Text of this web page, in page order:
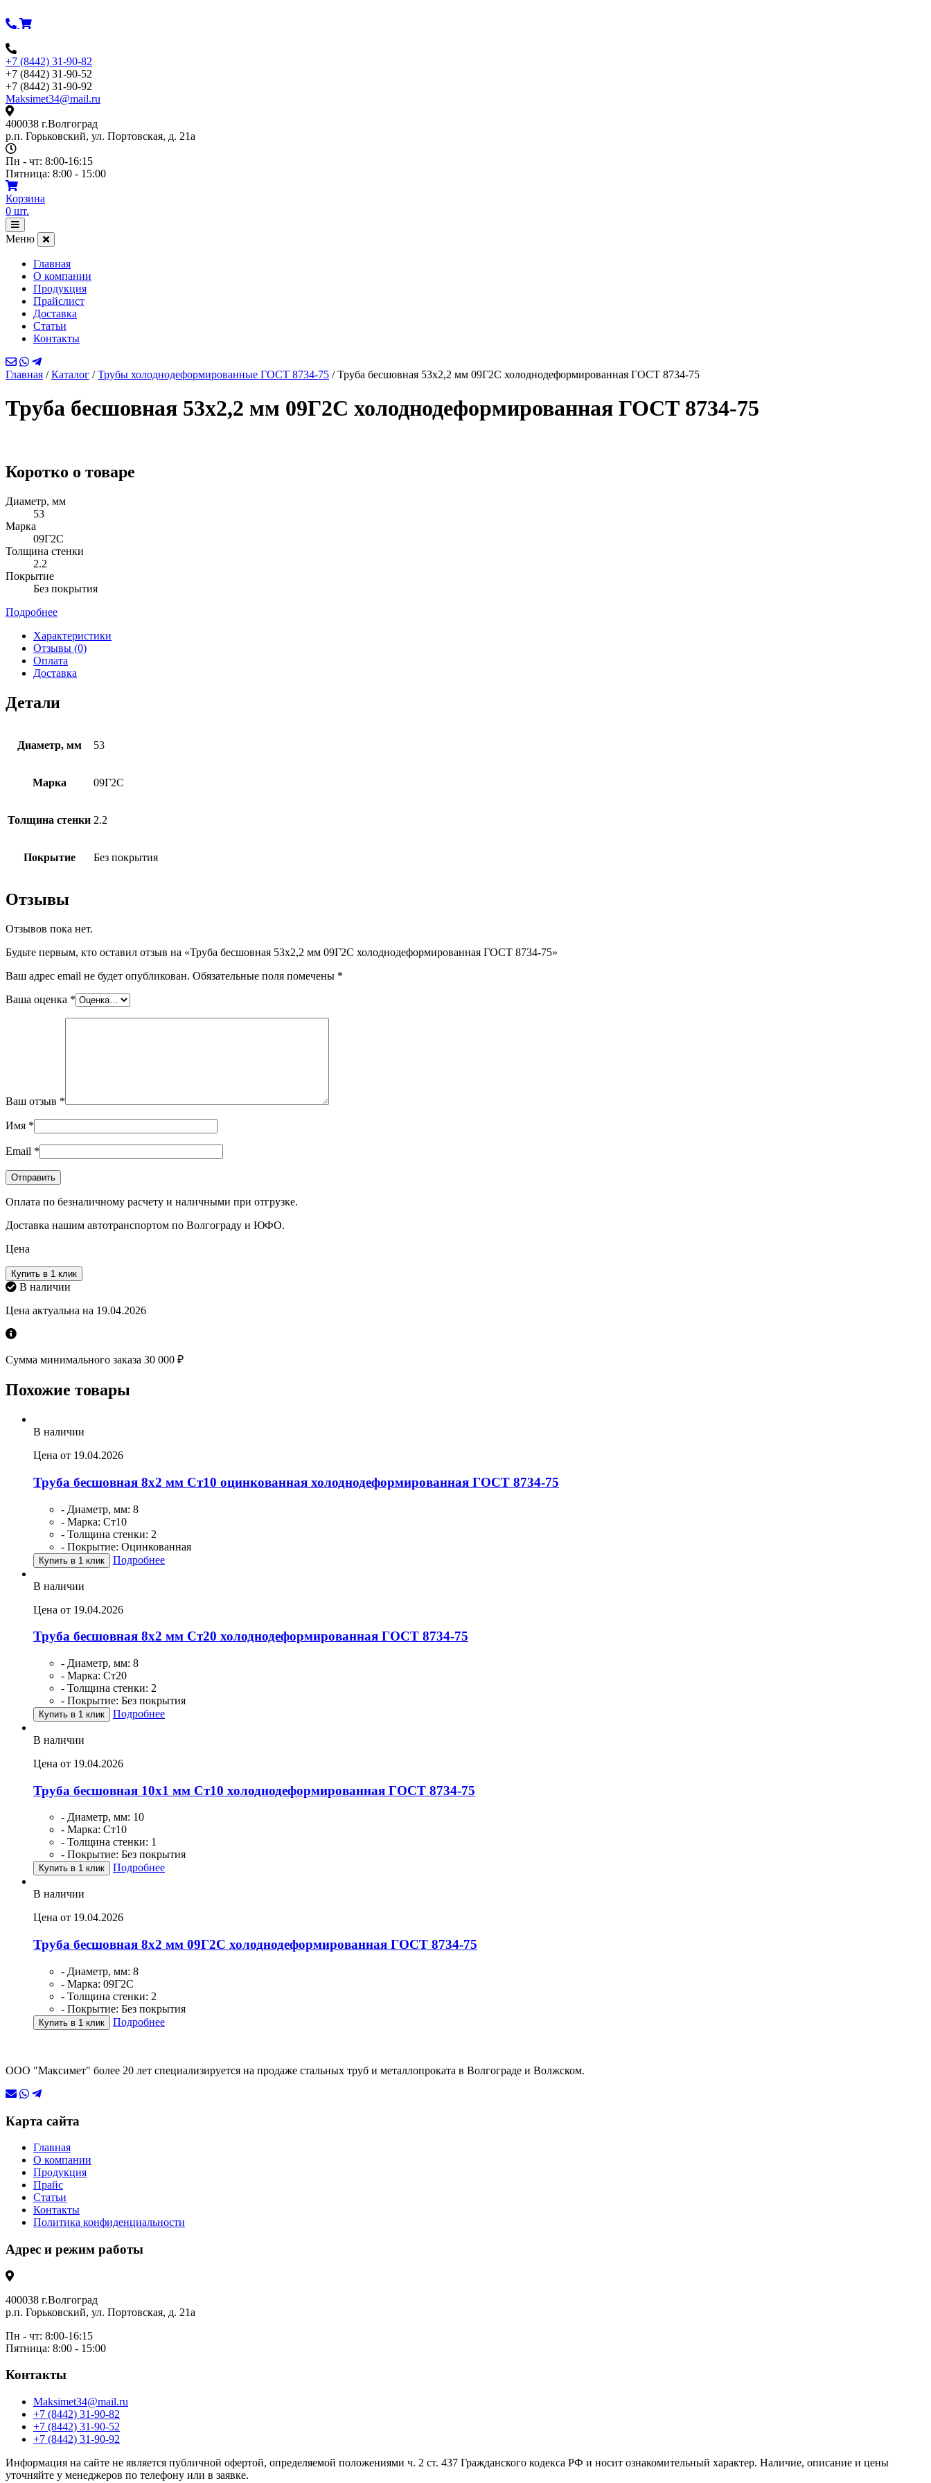
к
+7 (8442) 31-90-82
+7 (8442) 31-90-52
+7 (8442) 31-90-92
Maksimet34@mail.ru
400038 г.Волгоград
р.п. Горьковский, ул. Портовская, д. 21а
Пн - чт: 8:00-16:15
Пятница: 8:00 - 15:00
Корзина
0 шт.
Открыть
меню
Меню
Главная
О компании
Продукция
Прайслист
Доставка
Статьи
Контакты
Главная /Каталог /Трубы холоднодеформированные ГОСТ 8734-75 /Труба бесшовная 53х2,2 мм 09Г2С холоднодеформированная ГОСТ 8734-75
Труба бесшовная 53х2,2 мм 09Г2С холоднодеформированная ГОСТ 8734-75
Коротко о товаре
Диаметр, мм
53
Марка
09Г2С
Толщина стенки
2.2
Покрытие
Без покрытия
Подробнее
Характеристики
Отзывы (0)
Оплата
Доставка
Детали
Диаметр, мм 53
Марка 09Г2С
Толщина стенки 2.2
Покрытие Без покрытия
Отзывы
Отзывов пока нет.
Будьте первым, кто оставил отзыв на «Труба бесшовная 53х2,2 мм 09Г2С холоднодеформированная ГОСТ 8734-75»
Ваш адрес email не будет опубликован. Обязательные поля помечены *
Ваша оценка *
Ваш отзыв *
Имя *
Email *
Оплата по безналичному расчету и наличными при отгрузке.
Доставка нашим автотранспортом по Волгограду и ЮФО.
Цена
Купить в 1 клик
В наличии
Цена актуальна на 19.04.2026
Сумма минимального заказа 30 000 ₽
Похожие товары
В наличии
Цена от 19.04.2026
Труба бесшовная 8х2 мм Ст10 оцинкованная холоднодеформированная ГОСТ 8734-75
- Диаметр, мм: 8
- Марка: Ст10
- Толщина стенки: 2
- Покрытие: Оцинкованная
Купить в 1 клик Подробнее
В наличии
Цена от 19.04.2026
Труба бесшовная 8х2 мм Ст20 холоднодеформированная ГОСТ 8734-75
- Диаметр, мм: 8
- Марка: Ст20
- Толщина стенки: 2
- Покрытие: Без покрытия
Купить в 1 клик Подробнее
В наличии
Цена от 19.04.2026
Труба бесшовная 10х1 мм Ст10 холоднодеформированная ГОСТ 8734-75
- Диаметр, мм: 10
- Марка: Ст10
- Толщина стенки: 1
- Покрытие: Без покрытия
Купить в 1 клик Подробнее
В наличии
Цена от 19.04.2026
Труба бесшовная 8х2 мм 09Г2С холоднодеформированная ГОСТ 8734-75
- Диаметр, мм: 8
- Марка: 09Г2С
- Толщина стенки: 2
- Покрытие: Без покрытия
Купить в 1 клик Подробнее
ООО "Максимет" более 20 лет специализируется на продаже стальных труб и металлопроката в Волгограде и Волжском.
Карта сайта
Главная
О компании
Продукция
Прайс
Статьи
Контакты
Политика конфиденциальности
Адрес и режим работы
400038 г.Волгоград
р.п. Горьковский, ул. Портовская, д. 21а
Пн - чт: 8:00-16:15
Пятница: 8:00 - 15:00
Контакты
Maksimet34@mail.ru
+7 (8442) 31-90-82
+7 (8442) 31-90-52
+7 (8442) 31-90-92
Информация на сайте не является публичной офертой, определяемой положениями ч. 2 ст. 437 Гражданского кодекса РФ и носит ознакомительный характер. Наличие, описание и цены
уточняйте у менеджеров по телефону или в заявке.